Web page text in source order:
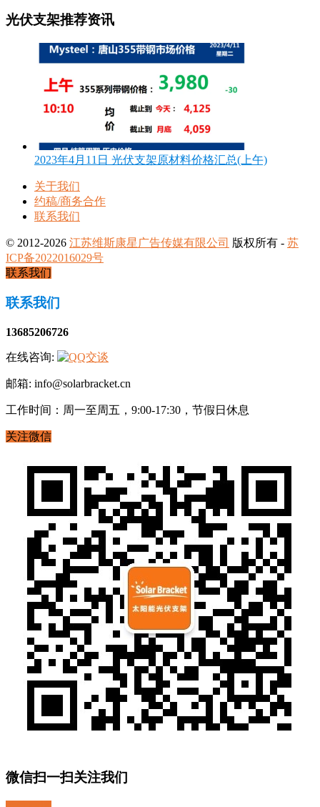
光伏支架推荐资讯
2023年4月11日 光伏支架原材料价格汇总(上午)
关于我们
约稿/商务合作
联系我们
© 2012-2026 江苏维斯康星广告传媒有限公司 版权所有 - 苏
ICP备2022016029号
联系我们
联系我们
13685206726
在线咨询:
邮箱: info@solarbracket.cn
工作时间：周一至周五，9:00-17:30，节假日休息
关注微信
微信扫一扫关注我们